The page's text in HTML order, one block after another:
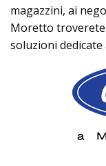
magazzini, ai
Moretto troverete
soluzioni